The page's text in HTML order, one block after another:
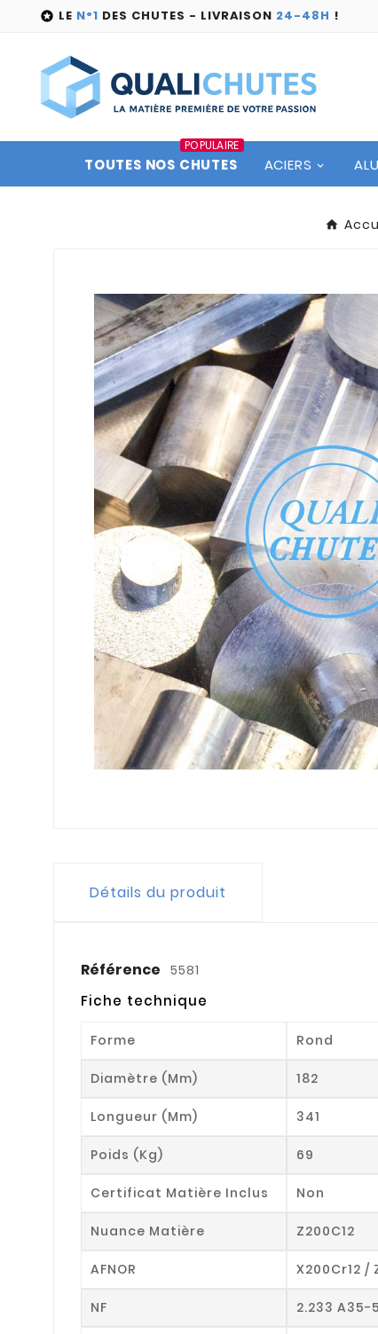
 LE N°1 DES CHUTES - LIVRAISON 24-48H !
TOUTES NOS CHUTES
POPULAIRE
ACIERS
Détails du produit
Référence 5581
Fiche technique
Forme Rond
Diamètre (mm) 182
Longueur (mm) 341
Poids (kg) 69
Certificat Matière Inclus Non
Nuance Matière Z200C12
AFNOR X200Cr12 /
NF 2.233 A35-